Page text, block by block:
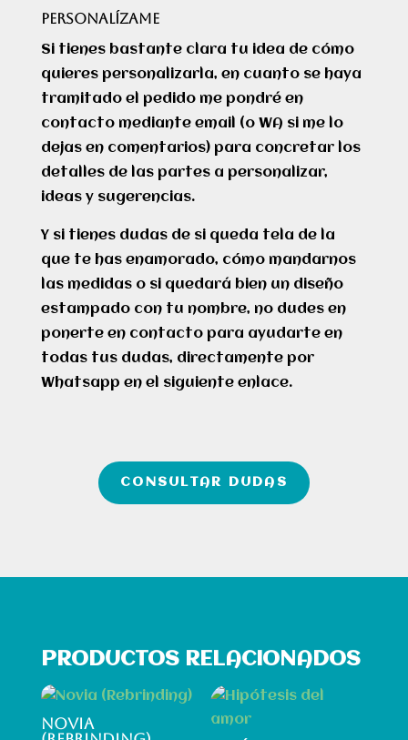
PERSONALÍZAME
Si tienes bastante clara tu idea de cómo
quieres personalizarla, en cuanto se haya
tramitado el pedido me pondré en
contacto mediante email (o WA si me lo
dejas en comentarios) para concretar los
detalles de las partes a personalizar,
ideas y sugerencias.
Y si tienes dudas de si queda tela de la
que te has enamorado, cómo mandarnos
las medidas o si quedará bien un diseño
estampado con tu nombre, no dudes en
ponerte en contacto para ayudarte en
todas tus dudas, directamente por
Whatsapp en el siguiente enlace.
CONSULTAR DUDAS
PRODUCTOS RELACIONADOS
NOVIA